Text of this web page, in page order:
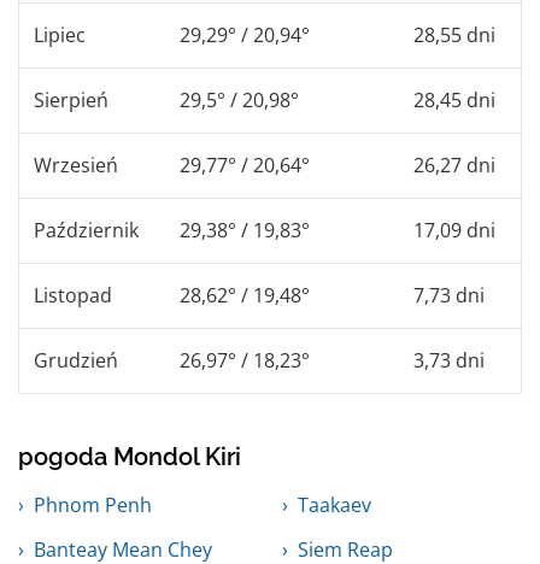
Lipiec 29,29° / 20,94° 28,55 dni
Sierpień 29,5° / 20,98° 28,45 dni
Wrzesień 29,77° / 20,64° 26,27 dni
Październik 29,38° / 19,83° 17,09 dni
Listopad 28,62° / 19,48° 7,73 dni
Grudzień 26,97° / 18,23° 3,73 dni
pogoda Mondol Kiri
Phnom Penh
Taakaev
Banteay Mean Chey
Siem Reap